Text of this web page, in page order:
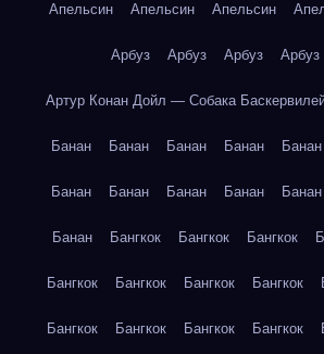
Апельсин Апельсин Апельсин
Арбуз Арбуз Арбуз Арбуз
Артур Конан Дойл — Собака
Банан Банан Банан Банан Банан
Банан Банан Банан Банан Банан
Банан Бангкок Бангкок Бангкок
Бангкок Бангкок Бангкок Бангкок
Бангкок Бангкок Бангкок Бангкок